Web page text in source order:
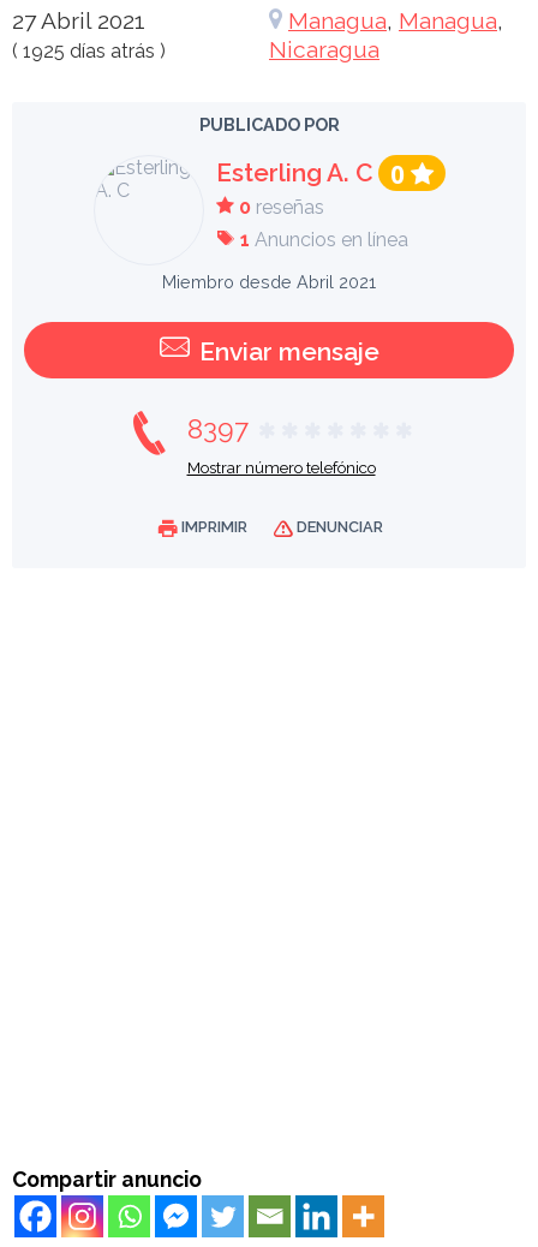
27 Abril 2021
( 1925 días atrás )
Managua, Managua,
Nicaragua
PUBLICADO POR
Esterling A. C 0
0reseñas
1 Anuncios en línea
Miembro desde Abril 2021
Enviar mensaje
8397
Mostrar número telefónico
IMPRIMIR DENUNCIAR
Compartir anuncio